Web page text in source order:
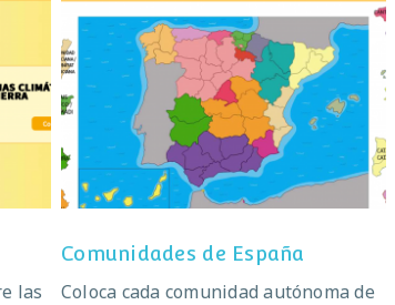
las
Comunidades de España
Comunidades de España
Coloca cada comunidad autónoma de